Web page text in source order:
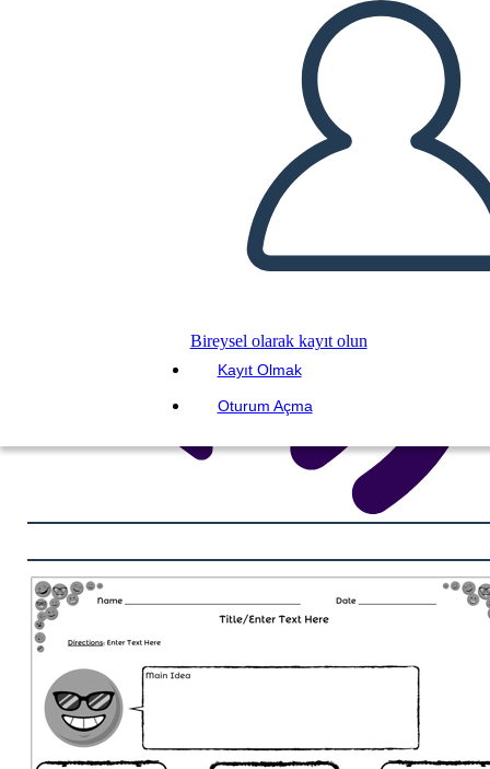
Bireysel olarak kayıt olun
Kayıt Olmak
Oturum Açma
SLAYT GÖSTERİSİNİ OYNAT
BENİ OKU